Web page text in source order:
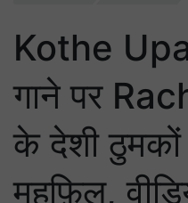
Kothe
गाने पर
के देशी
महफ़िल,